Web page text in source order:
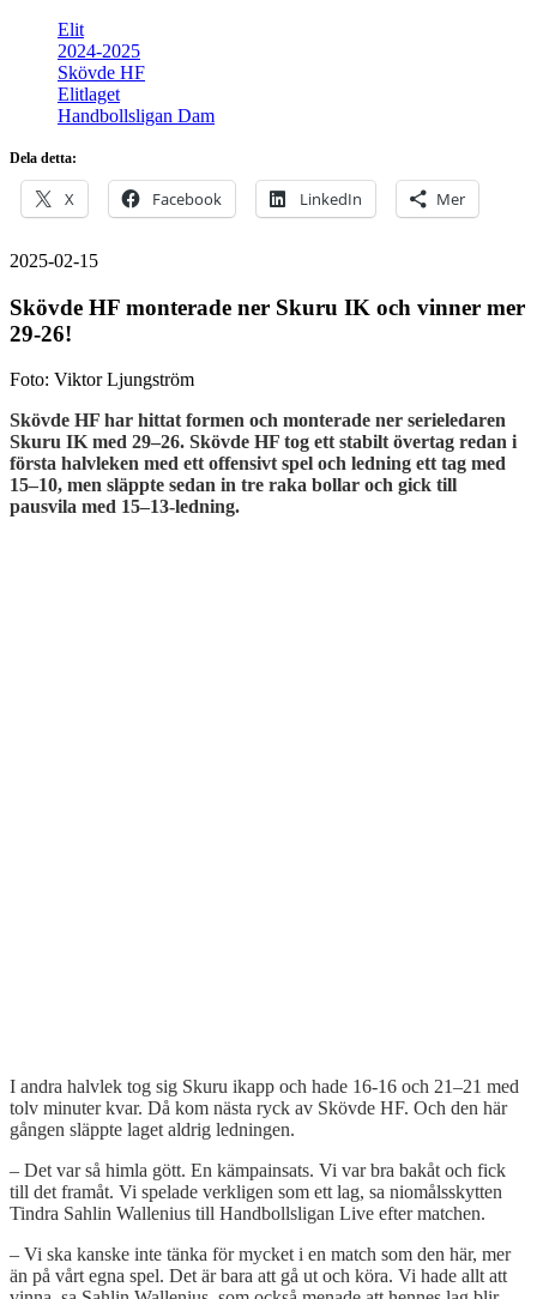
Elit
2024-2025
Skövde HF
Elitlaget
Handbollsligan Dam
Dela detta:
X Facebook LinkedIn Mer
2025-02-15
Skövde HF monterade ner Skuru IK och vinner mer
29-26!
Foto: Viktor Ljungström
Skövde HF har hittat formen och monterade ner serieledaren
Skuru IK med 29–26. Skövde HF tog ett stabilt övertag redan i
första halvleken med ett offensivt spel och ledning ett tag med
15–10, men släppte sedan in tre raka bollar och gick till
pausvila med 15–13-ledning.
I andra halvlek tog sig Skuru ikapp och hade 16-16 och 21–21 med
tolv minuter kvar. Då kom nästa ryck av Skövde HF. Och den här
gången släppte laget aldrig ledningen.
– Det var så himla gött. En kämpainsats. Vi var bra bakåt och fick
till det framåt. Vi spelade verkligen som ett lag, sa niomålsskytten
Tindra Sahlin Wallenius till Handbollsligan Live efter matchen.
– Vi ska kanske inte tänka för mycket i en match som den här, mer
än på vårt egna spel. Det är bara att gå ut och köra. Vi hade allt att